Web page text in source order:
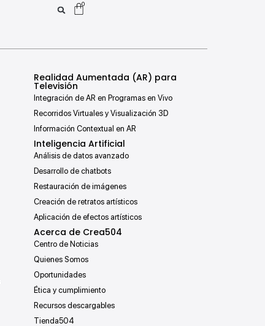
0
Realidad Aumentada (AR) para
Televisión
Integración de AR en Programas en Vivo
Recorridos Virtuales y Visualización 3D
Información Contextual en AR
Inteligencia Artificial
Análisis de datos avanzado
Desarrollo de chatbots
Restauración de imágenes
Creación de retratos artísticos
Aplicación de efectos artísticos
Acerca de Crea504
Centro de Noticias
Quienes Somos
Oportunidades
Ética y cumplimiento
Recursos descargables
Tienda504